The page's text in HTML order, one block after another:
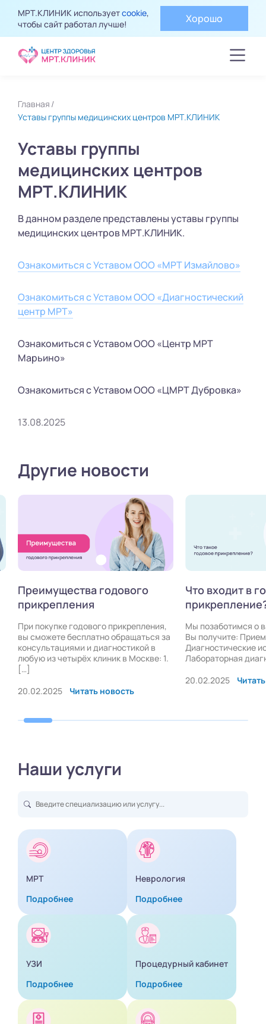
МРТ.КЛИНИК используетcookie,
чтобы сайт работал лучше!
Хорошо
Главная
Уставы группы медицинских центров МРТ.КЛИНИК
Уставы группы
медицинских центров
МРТ.КЛИНИК
В данном разделе представлены уставы группы
медицинских центров МРТ.КЛИНИК.
Ознакомиться с Уставом ООО «МРТ Измайлово»
Ознакомиться с Уставом ООО «Диагностический
центр МРТ»
Ознакомиться с Уставом ООО «Центр МРТ
Марьино»
Ознакомиться с Уставом ООО «ЦМРТ Дубровка»
13.08.2025
Другие новости
Преимущества годового
прикрепления
При покупке годового прикрепления,
вы сможете бесплатно обращаться за
консультациями и диагностикой в
любую из четырёх клиник в Москве: 1.
[…]
20.02.2025
Читать новость
Что входит в
Мы позаботимся о
Вы получите:
Диагностические
Лабораторная
20.02.2025
Наши услуги
МРТ
Подробнее
Неврология
Подробнее
УЗИ
Подробнее
Процедурный кабинет
Подробнее